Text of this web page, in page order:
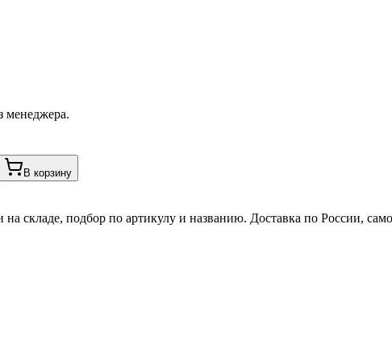
менеджера.
В корзину
складе, подбор по артикулу и названию. Доставка по России,